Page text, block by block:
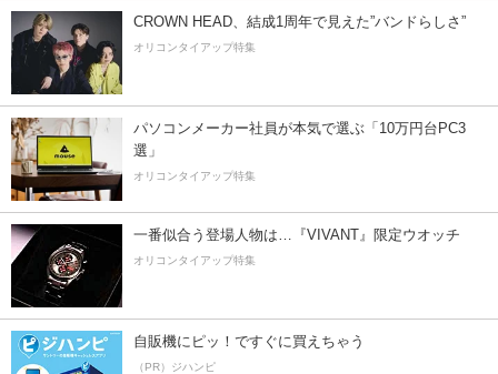
CROWN HEAD、結成1周年で見えた”バンドらしさ”
オリコンタイアップ特集
パソコンメーカー社員が本気で選ぶ「10万円台PC3
選」
オリコンタイアップ特集
一番似合う登場人物は…『VIVANT』限定ウオッチ
オリコンタイアップ特集
自販機にピッ！ですぐに買えちゃう
（PR）ジハンピ